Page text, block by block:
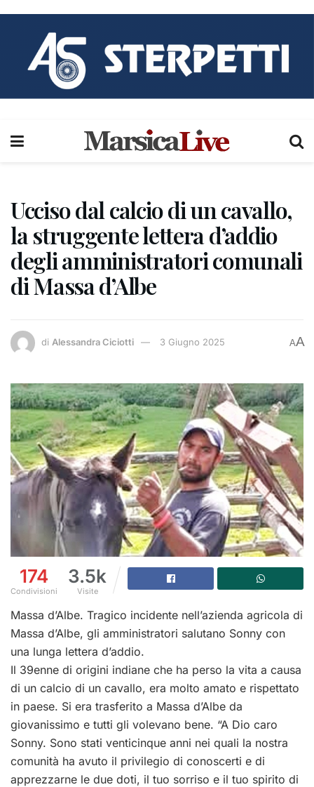
Ucciso dal calcio di un cavallo,
la struggente lettera d’addio
degli amministratori comunali
di Massa d’Albe
di Alessandra Ciciotti 3 Giugno 2025 AA
174
Condivisioni
3.5k
Visite
Massa d’Albe. Tragico incidente nell’azienda agricola di
Massa d’Albe, gli amministratori salutano Sonny con
una lunga lettera d’addio.
Il 39enne di origini indiane che ha perso la vita a causa
di un calcio di un cavallo, era molto amato e rispettato
in paese. Si era trasferito a Massa d’Albe da
giovanissimo e tutti gli volevano bene. “A Dio caro
Sonny. Sono stati venticinque anni nei quali la nostra
comunità ha avuto il privilegio di conoscerti e di
apprezzarne le due doti, il tuo sorriso e il tuo spirito di